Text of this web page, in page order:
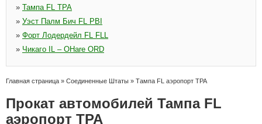
» Тампа FL TPA
» Уэст Палм Бич FL PBI
» Форт Лодердейл FL FLL
» Чикаго IL – OHare ORD
Главная страница » Соединенные Штаты » Тампа FL аэропорт TPA
Прокат автомобилей Тампа FL
аэропорт TPA